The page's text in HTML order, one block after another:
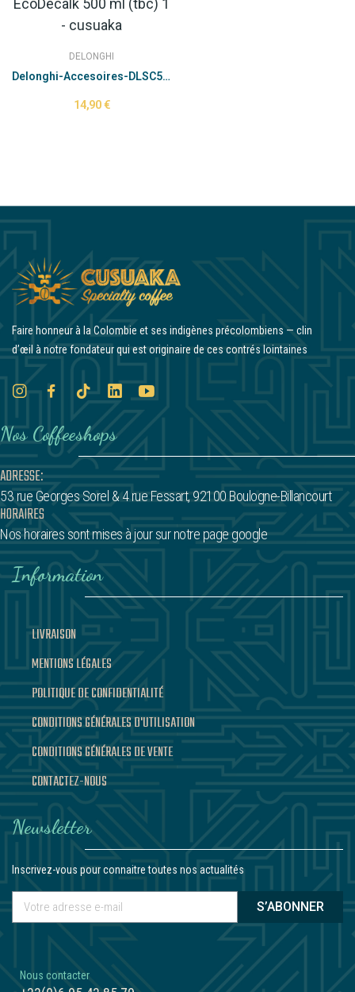
DELONGHI
Delonghi-Accesoires-DLSC500 - EcoDecalk (500ml)
14,90 €
Faire honneur à la Colombie et ses indigènes précolombiens — clin
d’œil à notre fondateur qui est originaire de ces contrés lointaines
Nos Coffeeshops
ADRESSE:
53 rue Georges Sorel & 4 rue Fessart, 92100 Boulogne-Billancourt
HORAIRES
Nos horaires sont mises à jour sur notre page google
Information
LIVRAISON
MENTIONS LÉGALES
POLITIQUE DE CONFIDENTIALITÉ
CONDITIONS GÉNÉRALES D'UTILISATION
CONDITIONS GÉNÉRALES DE VENTE
CONTACTEZ-NOUS
Newsletter
Inscrivez-vous pour connaitre toutes nos actualités
S’ABONNER
Nous contacter